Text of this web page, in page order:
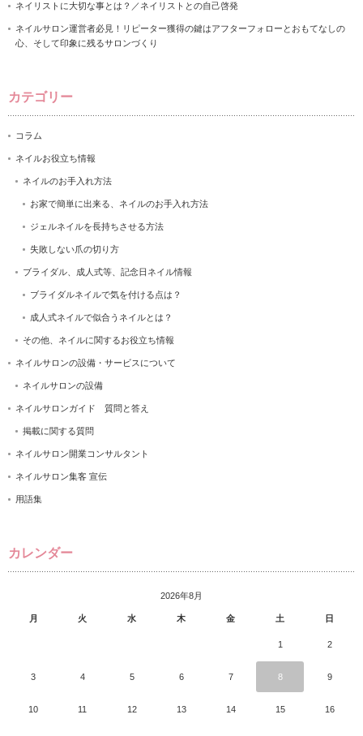
ネイリストに大切な事とは？／ネイリストとの自己啓発
ネイルサロン運営者必見！リピーター獲得の鍵はアフターフォローとおもてなしの
心、そして印象に残るサロンづくり
カテゴリー
コラム
ネイルお役立ち情報
ネイルのお手入れ方法
お家で簡単に出来る、ネイルのお手入れ方法
ジェルネイルを長持ちさせる方法
失敗しない爪の切り方
ブライダル、成人式等、記念日ネイル情報
ブライダルネイルで気を付ける点は？
成人式ネイルで似合うネイルとは？
その他、ネイルに関するお役立ち情報
ネイルサロンの設備・サービスについて
ネイルサロンの設備
ネイルサロンガイド 質問と答え
掲載に関する質問
ネイルサロン開業コンサルタント
ネイルサロン集客 宣伝
用語集
カレンダー
2026年8月
月 火 水 木 金 土 日
1 2
3 4 5 6 7 8 9
10 11 12 13 14 15 16